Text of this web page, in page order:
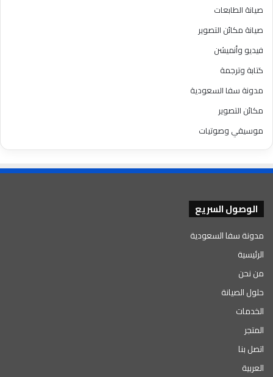
صيانة الطابعات
صيانة مكائن التصوير
فيديو وأنميشن
كتابة وترجمة
مدونة سفا السعودية
مكائن التصوير
موسيقي وصوتيات
الوصول السريع
مدونة سفا السعودية
الرئيسية
من نحن
حلول الصيانة
الخدمات
المتجر
اتصل بنا
العربية